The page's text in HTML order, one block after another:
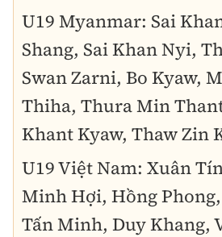
U19 Myanmar: Sai
Shang, Sai Khan Nyi,
Swan Zarni, Bo Kyaw,
Thiha, Thura Min
Khant Kyaw, Thaw Zin
U19 Việt Nam: Xuân
Minh Hợi, Hồng
Tấn Minh, Duy Khang,